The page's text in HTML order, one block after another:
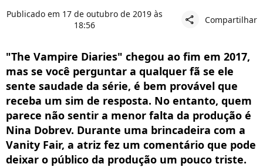
Publicado em 17 de outubro de 2019 às
18:56
share Compartilhar
"The Vampire Diaries" chegou ao fim em 2017,
mas se você perguntar a qualquer fã se ele
sente saudade da série, é bem provável que
receba um sim de resposta. No entanto, quem
parece não sentir a menor falta da produção é
Nina Dobrev. Durante uma brincadeira com a
Vanity Fair, a atriz fez um comentário que pode
deixar o público da produção um pouco triste.